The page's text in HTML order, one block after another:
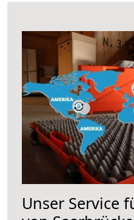
Unser Service